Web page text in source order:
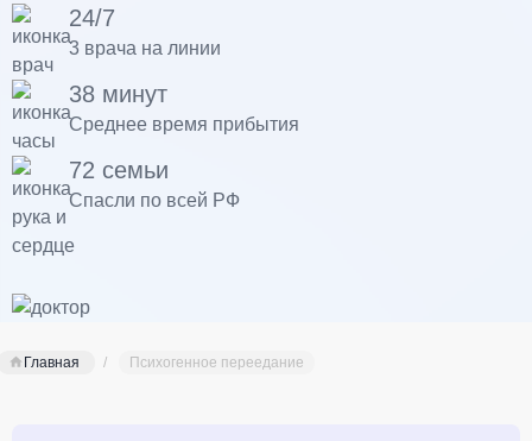
24/7
3 врача на линии
38 минут
Среднее время прибытия
72 семьи
Спасли по всей РФ
Главная Психогенное переедание